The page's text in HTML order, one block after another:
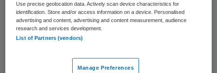
De gouden status betekent dat IJsselland
Ziekenhuis binnen de verschillende
aspecten van het eisenschema – van
energieverbruik tot afvalscheiding, van
Use precise geolocation data. Actively scan device characteristics for
identification. Store and/or access information on a device. Personalised
advertising and content, advertising and content measurement, audience
research and services development.
List of Partners (vendors)
Manage Preferences